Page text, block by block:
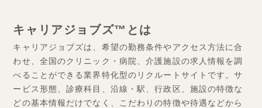
キャリアジョブズ™とは
キャリアジョブズは、希望の勤務条件やアクセス方法に合
わせ、全国のクリニック・病院、介護施設の求人情報を調
べることができる業界特化型のリクルートサイトです。サ
ービス形態、診療科目、沿線・駅、行政区、施設の特徴な
どの基本情報だけでなく、こだわりの特徴や待遇などから